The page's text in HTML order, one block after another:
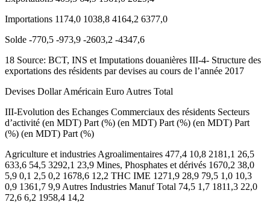
Importations 1174,0 1038,8 4164,2 6377,0
Solde -770,5 -973,9 -2603,2 -4347,6
18 Source: BCT, INS et Imputations douanières III-4- Structure des
exportations des résidents par devises au cours de l’année 2017
Devises Dollar Américain Euro Autres Total
III-Evolution des Echanges Commerciaux des résidents Secteurs
d’activité (en MDT) Part (%) (en MDT) Part (%) (en MDT) Part
(%) (en MDT) Part (%)
Agriculture et industries Agroalimentaires 477,4 10,8 2181,1 26,5
633,6 54,5 3292,1 23,9 Mines, Phosphates et dérivés 1670,2 38,0
5,9 0,1 2,5 0,2 1678,6 12,2 THC IME 1271,9 28,9 79,5 1,0 10,3
0,9 1361,7 9,9 Autres Industries Manuf Total 74,5 1,7 1811,3 22,0
72,6 6,2 1958,4 14,2